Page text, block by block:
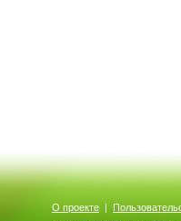
О проекте |